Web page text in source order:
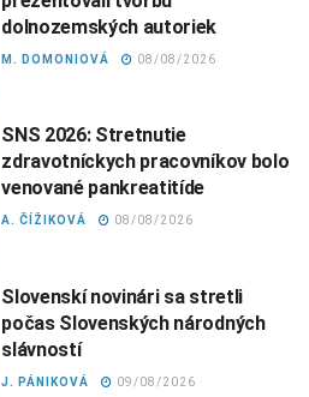
dolnozemských autoriek
M. DOMONIOVÁ 08/08/2026
SNS 2026: Stretnutie
zdravotníckych pracovníkov bolo
venované pankreatitíde
A. ČÍŽIKOVÁ 08/08/2026
Slovenskí novinári sa stretli
počas Slovenských národných
slávností
J. PÁNIKOVÁ 09/08/2026